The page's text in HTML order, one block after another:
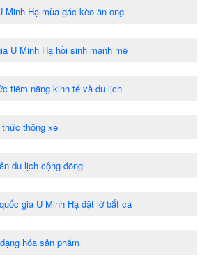
Minh Hạ mùa gác kèo ăn ong
U Minh Hạ hồi sinh mạnh mẽ
tiềm năng kinh tế và du lịch
thông xe
du lịch cộng đồng
gia U Minh Hạ đặt lờ bắt cá
hóa sản phẩm